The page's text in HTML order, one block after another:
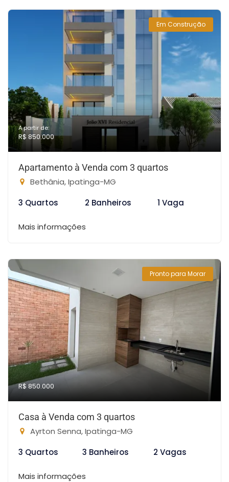
Em Construção
A partir de:
R$ 850.000
Apartamento à Venda com 3 quartos
Bethânia, Ipatinga-MG
3 Quartos
2 Banheiros 1 Vaga
Mais informações
Pronto para Morar
R$ 850.000
Casa à Venda com 3 quartos
Ayrton Senna, Ipatinga-MG
3 Quartos
3 Banheiros 2 Vagas
Mais informações